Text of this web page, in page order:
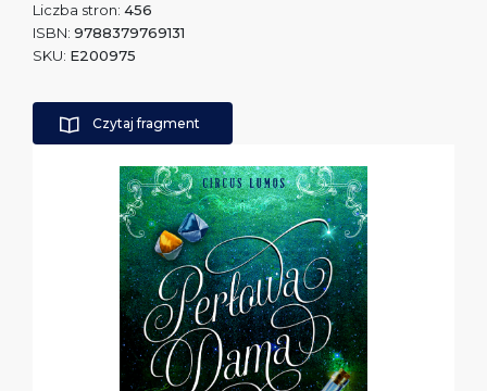
Liczba stron: 456
ISBN: 9788379769131
SKU: E200975
Czytaj fragment